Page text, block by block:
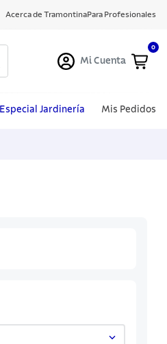
Acerca de TramontinaPara Profesionales
Mi Cuenta
0
Especial Jardinería Mis Pedidos